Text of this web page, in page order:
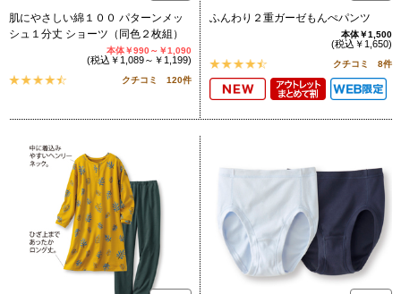
肌にやさしい綿１００ パターンメッ
シュ１分丈 ショーツ（同色２枚組）
本体￥990～￥1,090
(税込￥1,089～￥1,199)
クチコミ 120件
ふんわり２重ガーゼもんぺパンツ
本体￥1,500
(税込￥1,650)
クチコミ 8件